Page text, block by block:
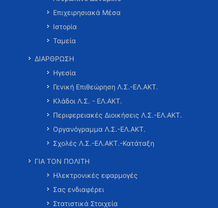
Επιχειρησιακά Μέσα
Ιστορία
Ταμεία
ΔΙΑΡΘΡΩΣΗ
Ηγεσία
Γενική Επιθεώρηση Λ.Σ.-ΕΛ.ΑΚΤ.
Κλάδοι Λ.Σ. - ΕΛ.ΑΚΤ.
Περιφερειακές Διοικήσεις Λ.Σ.-ΕΛ.ΑΚΤ.
Οργανόγραμμα Λ.Σ.-ΕΛ.ΑΚΤ.
Σχολές Λ.Σ.-ΕΛ.ΑΚΤ.-Κατάταξη
ΓΙΑ ΤΟΝ ΠΟΛΙΤΗ
Ηλεκτρονικές εφαρμογές
Σας ενδιαφέρει
Στατιστικά Στοιχεία